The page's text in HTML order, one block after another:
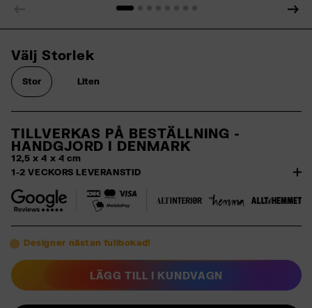
Välj Storlek
Stor Liten
TILLVERKAS PÅ BESTÄLLNING -
HANDGJORD I DENMARK
12,5 x 4 x 4 cm
1-2 VECKORS LEVERANSTID
Designer nästan fullbokad!
LÄGG TILL I KUNDVAGN